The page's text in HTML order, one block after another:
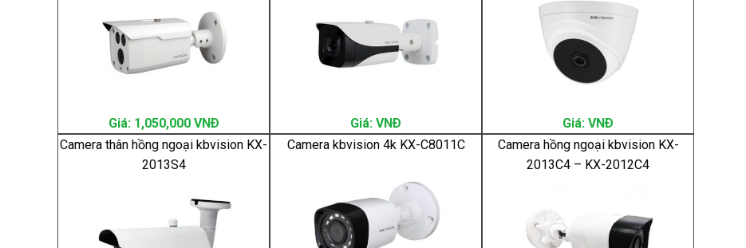
Giá: 1,050,000 VNÐ Giá: VNÐ
Giá: VNÐ
Camera thân hồng ngoại kbvision KX-
2013S4
Camera kbvision 4k KX-C8011C
Camera hồng ngoại kbvision KX-
2013C4 – KX-2012C4